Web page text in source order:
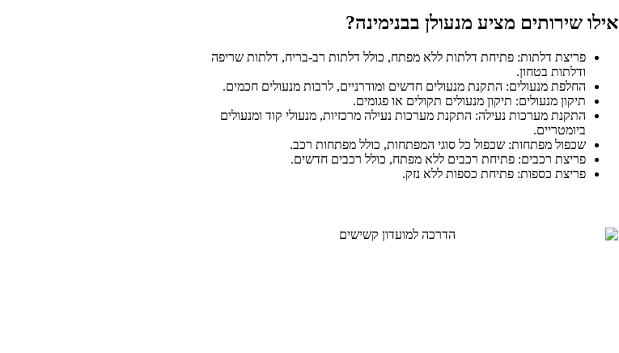
אילו שירותים מציע מנעולן בבנימינה?
פריצת דלתות: פתיחת דלתות ללא מפתח, כולל דלתות רב-בריח, דלתות שריפה
ודלתות בטחון.
החלפת מנעולים: התקנת מנעולים חדשים ומודרניים, לרבות מנעולים חכמים.
תיקון מנעולים: תיקון מנעולים תקולים או פגומים.
התקנת מערכות נעילה: התקנת מערכות נעילה מרכזיות, מנעולי קוד ומנעולים
ביומטריים.
שכפול מפתחות: שכפול כל סוגי המפתחות, כולל מפתחות רכב.
פריצת רכבים: פתיחת רכבים ללא מפתח, כולל רכבים חדשים.
פריצת כספות: פתיחת כספות ללא נזק.